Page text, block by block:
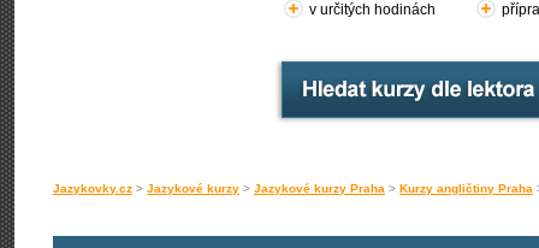
v určitých hodinách
Jazykovky.cz > Jazykové kurzy > Jazykové kurzy Praha > Kurzy angličtiny Praha